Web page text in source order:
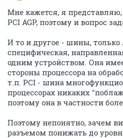
Мне кажется, я
PCI AGP, поэтому и вопрос
И то и другое - шины, только
специфическая,
одним устройством. Она
стороны процессора на
т.п. PCI - шина
процессорах никаких
поэтому она в частности
Поэтому непонятно, зачем
разъемом понижать до